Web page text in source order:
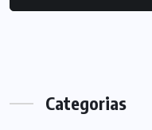
Categorias